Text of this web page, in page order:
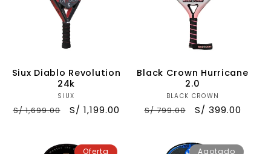
Siux Diablo Revolution
24k
Proveedor:
SIUX
Precio
S/ 1,699.00
Precio
S/ 1,199.00
Black Crown Hurricane
2.0
Proveedor:
BLACK CROWN
Precio
S/ 799.00
Precio
S/ 399.00
Oferta Agotado